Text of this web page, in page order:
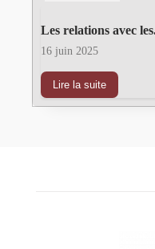
Les relations avec
16 juin 2025
Lire la suite